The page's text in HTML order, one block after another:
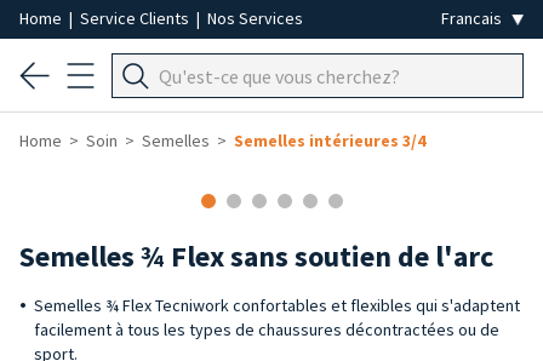
Home | Service Clients | Nos Services
Home Soin Semelles Semelles intérieures 3/4
Semelles ¾ Flex sans soutien de l'arc
Semelles ¾ Flex Tecniwork confortables et flexibles qui s'adaptent
facilement à tous les types de chaussures décontractées ou de
sport.